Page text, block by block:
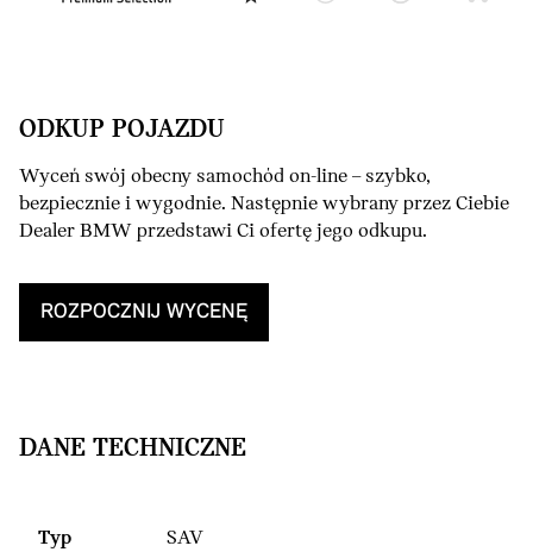
ODKUP POJAZDU
Wyceń swój obecny samochód on-line – szybko,
bezpiecznie i wygodnie. Następnie wybrany przez Ciebie
Dealer BMW przedstawi Ci ofertę jego odkupu.
ROZPOCZNIJ WYCENĘ
DANE TECHNICZNE
Typ
SAV